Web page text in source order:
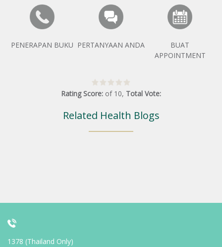
PENERAPAN BUKU PERTANYAAN ANDA
BUAT
APPOINTMENT
Rating Score: of 10, Total Vote:
Related Health Blogs
1378 (Thailand Only)